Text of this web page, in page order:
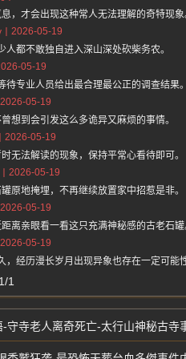
，才会出现这种常人无法理解的奇特现象
2026-05-19
都不敢独自进入深山深处砍柴务农。
05-19
专业人员给出最合理最公正的调查结果。
2026-05-19
想到会引发这么多诡异又麻烦的事情。
2026-05-19
无法解读的现象，保持平常心看待即可。
2026-05-19
原地掩埋，不再继续放置家中招惹是非。
2026-05-19
离亲眼看一看这只充满神秘感的古老石罐
2026-05-19
经历漫长岁月出现异象也存在一定可能性
1/1
守寺老人离奇死亡-太行山神秘古寺